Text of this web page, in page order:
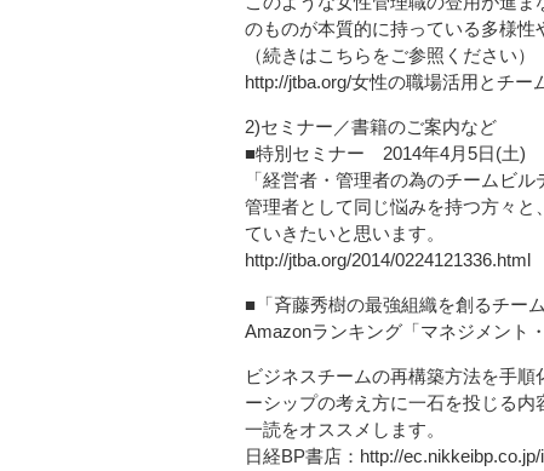
のものが本質的に持っている多様性
（続きはこちらをご参照ください）
http://jtba.org/女性の職場活用とチー
2)セミナー／書籍のご案内など
■特別セミナー 2014年4月5日(土)
「経営者・管理者の為のチームビ
管理者として同じ悩みを持つ方々
ていきたいと思います。
http://jtba.org/2014/0224121336.html
■「斉藤秀樹の最強組織を創るチー
Amazonランキング「マネジメント
ビジネスチームの再構築方法を手
ーシップの考え方に一石を投じる
一読をオススメします。
日経BP書店：http://